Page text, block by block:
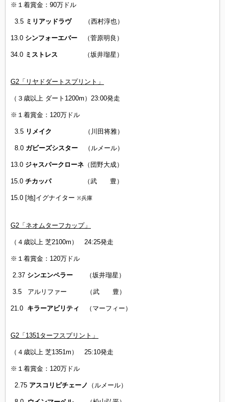
※１着賞金：90万ドル
3.5 ミリアッドラヴ （西村淳也）
13.0 シンフォーエバー （菅原明良）
34.0 ミストレス （坂井瑠星）
G2「リヤドダートスプリント」
（３歳以上 ダート1200m）23:00発走
※１着賞金：120万ドル
3.5 リメイク （川田将雅）
8.0 ガビーズシスター （ルメール）
13.0 ジャスパークローネ （団野大成）
15.0 チカッパ （武 豊）
15.0 [地]イグナイター ※兵庫
G2「ネオムターフカップ」
（４歳以上 芝2100m） 24:25発走
※１着賞金：120万ドル
2.37 シンエンペラー （坂井瑠星）
3.5 アルリファー （武 豊）
21.0 キラーアビリティ （マーフィー）
G2「1351ターフスプリント」
（４ 歳以上 芝1351m） 25:10発走
※１着賞金：120万ドル
2.75 アスコリピチェーノ （ルメール）